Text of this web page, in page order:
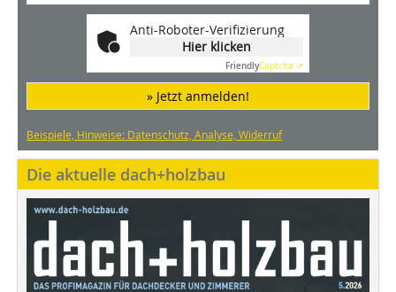
Anti-Roboter-Verifizierung
Hier klicken
FriendlyCaptcha ⇗
» Jetzt anmelden!
Beispiele, Hinweise: Datenschutz, Analyse, Widerruf
Die aktuelle dach+holzbau